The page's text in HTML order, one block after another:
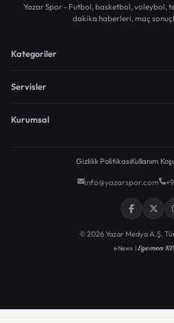
Yazar Spor - Futbol, basketbol, voleybol,
dakika haberleri, maç
Kategoriler
Servisler
Kurumsal
Gizlilik PolitikasıKullanım
info@yazarspor.com
© 2026 Yazar Medya A.Ş.
eNews |Egemen